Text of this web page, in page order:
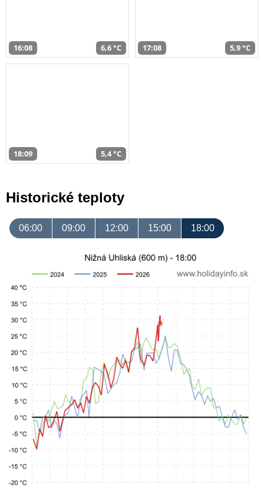
16:08 6,6 °C 17:08 5,9 °C
18:09 5,4 °C
Historické teploty
06:00 09:00 12:00 15:00 18:00